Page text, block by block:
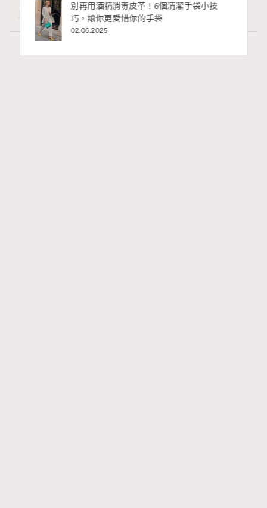
別再用酒精消毒皮革！6個清潔手袋小技
巧，讓你更愛惜你的手袋
02.06.2025